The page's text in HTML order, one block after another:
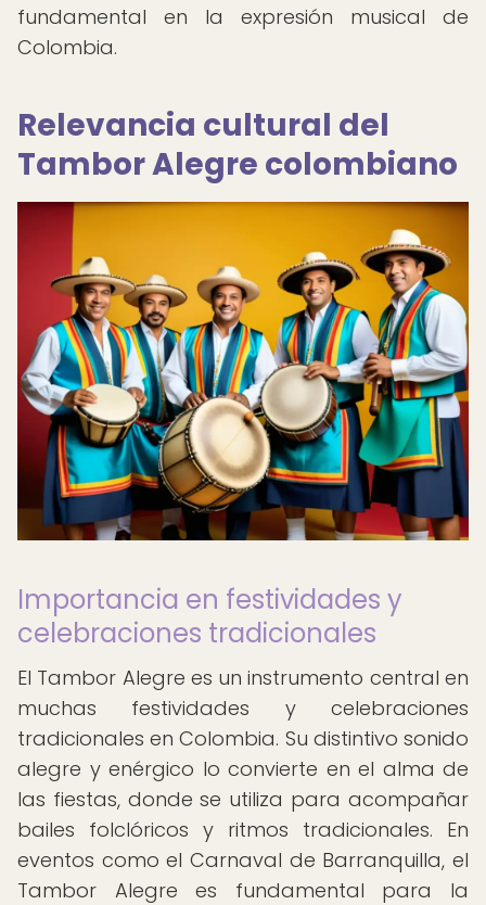
fundamental en la expresión musical de
Colombia.
Relevancia cultural del
Tambor Alegre colombiano
Importancia en festividades y
celebraciones tradicionales
El Tambor Alegre es un instrumento central en
muchas festividades y celebraciones
tradicionales en Colombia. Su distintivo sonido
alegre y enérgico lo convierte en el alma de
las fiestas, donde se utiliza para acompañar
bailes folclóricos y ritmos tradicionales. En
eventos como el Carnaval de Barranquilla, el
Tambor Alegre es fundamental para la